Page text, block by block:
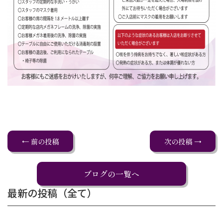
← 前の投稿 次の投稿 →
ブログの一覧へ
最新の投稿（全て）